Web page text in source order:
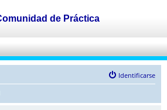
Identificarse